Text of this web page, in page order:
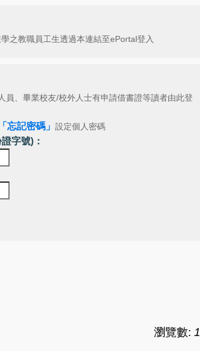
之教職員工生透過本連結至ePortal登入
員、畢業校友/校外人士有申請借書證等讀者由此登
「忘記密碼」 設定個人密碼
字號)：
瀏覽數: